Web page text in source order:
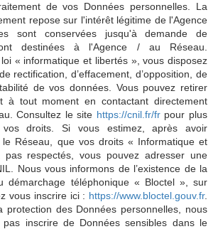
de vos Données personnelles. La
repose sur l'intérêt légitime de l'Agence
sont conservées jusqu'à demande de
destinées à l'Agence / au Réseau.
« informatique et libertés », vous disposez
rectification, d’effacement, d’opposition, de
de vos données. Vous pouvez retirer
à tout moment en contactant directement
Consultez le site https://cnil.fr/frpour plus
vos droits. Si vous estimez, après avoir
Réseau, que vos droits « Informatique et
respectés, vous pouvez adresser une
Nous vous informons de l’existence de la
démarchage téléphonique « Bloctel », sur
vous inscrire ici : https://www.bloctel.gouv.fr.
protection des Données personnelles, nous
inscrire de Données sensibles dans le